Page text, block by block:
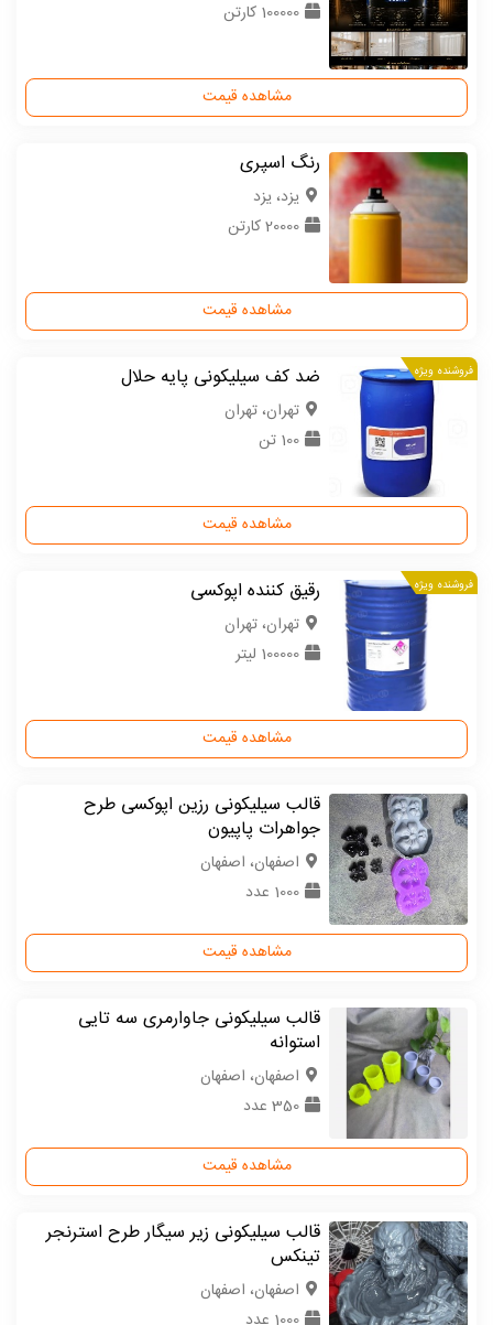
100000 کارتن
مشاهده قیمت
رنگ اسپری
یزد، یزد
20000 کارتن
مشاهده قیمت
فروشنده ویژه ضد کف سیلیکونی پایه حلال
تهران، تهران
100 تن
مشاهده قیمت
فروشنده ویژه رقیق کننده اپوکسی
تهران، تهران
100000 لیتر
مشاهده قیمت
قالب سیلیکونی رزین اپوکسی طرح
جواهرات پاپیون
اصفهان، اصفهان
1000 عدد
مشاهده قیمت
قالب سیلیکونی جاوارمری سه تایی
استوانه
اصفهان، اصفهان
350 عدد
مشاهده قیمت
قالب سیلیکونی زیر سیگار طرح استرنجر
تینکس
اصفهان، اصفهان